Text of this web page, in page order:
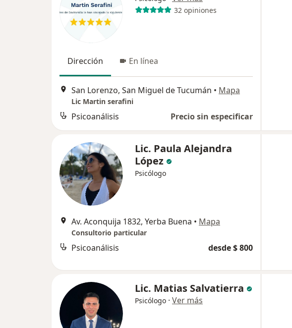
32 opiniones
Dirección En línea
San Lorenzo, San Miguel de Tucumán • Mapa
Lic Martin serafini
Psicoanálisis Precio sin especificar
Lic. Paula Alejandra
López
Psicólogo
Av. Aconquija 1832, Yerba Buena • Mapa
Consultorio particular
Psicoanálisis desde $ 800
Lic. Matias Salvatierra
Psicólogo · Ver más